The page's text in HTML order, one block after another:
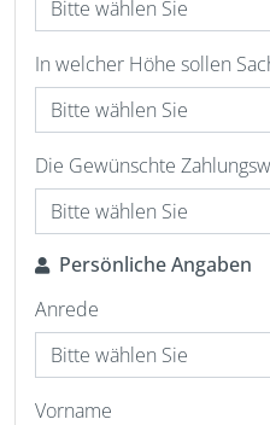
In welcher Höhe sollen
Die Gewünschte
Persönliche Angaben
Anrede
Vorname